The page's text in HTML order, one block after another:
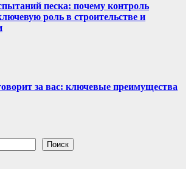
песка: почему контроль
роль в строительстве и
за вас: ключевые преимущества
Поиск